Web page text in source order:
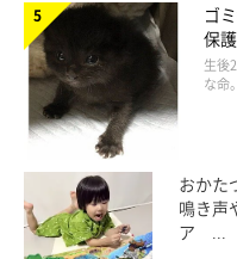
だら〜〜〜ん
@dora_me0416
そしてイスの脚との戦いが
をだら〜んと脱力させてゆ
ちゃんの一連の行動、可愛
このねね子ちゃんの行動を
ゴ
保
美
生後
な命
おかた
鳴き声
ア ...